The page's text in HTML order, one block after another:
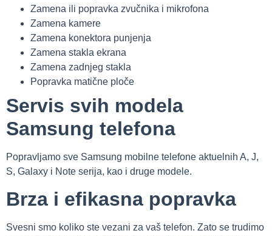
Zamena ili popravka zvučnika i mikrofona
Zamena kamere
Zamena konektora punjenja
Zamena stakla ekrana
Zamena zadnjeg stakla
Popravka matične ploče
Servis svih modela
Samsung telefona
Popravljamo sve Samsung mobilne telefone aktuelnih A, J,
S, Galaxy i Note serija, kao i druge modele.
Brza i efikasna popravka
Svesni smo koliko ste vezani za vaš telefon. Zato se trudimo